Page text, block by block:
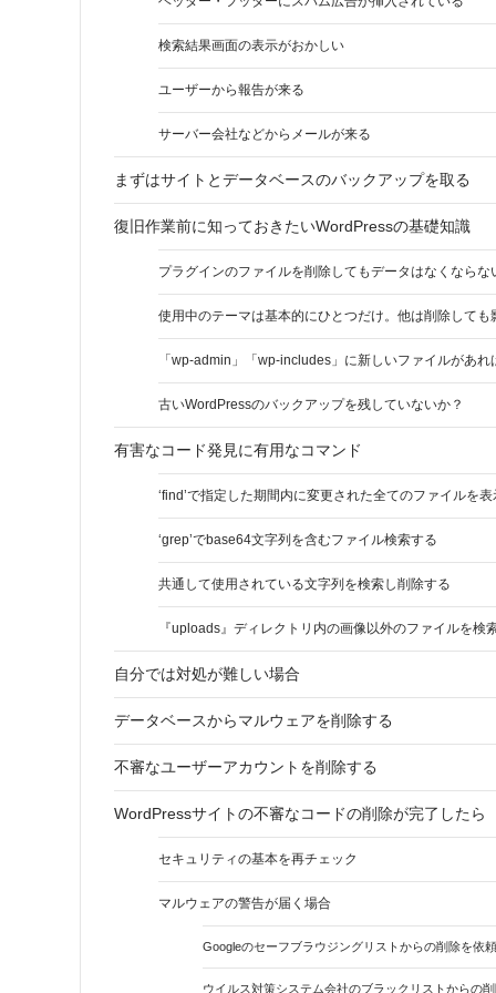
検索結果画面の表示がおかしい
ユーザーから報告が来る
サーバー会社などからメールが来る
まずはサイトとデータベースのバックアップを取る
復旧作業前に知っておきたいWordPressの基礎知識
プラグインのファイルを削除してもデータはなくならな
使用中のテーマは基本的にひとつだけ。他は削除しても
「wp-admin」「wp-includes」に新しいファイルがあれ
古いWordPressのバックアップを残していないか？
有害なコード発見に有用なコマンド
‘find’で指定した期間内に変更された全てのファイルを表
‘grep’でbase64文字列を含むファイル検索する
共通して使用されている文字列を検索し削除する
『uploads』ディレクトリ内の画像以外のファイルを検
自分では対処が難しい場合
データベースからマルウェアを削除する
不審なユーザーアカウントを削除する
WordPressサイトの不審なコードの削除が完了したら
セキュリティの基本を再チェック
マルウェアの警告が届く場合
Googleのセーフブラウジングリストからの削除を依
ウイルス対策システム会社のブラックリストからの